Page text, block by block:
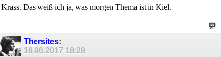
Krass. Das weiß ich ja, was morgen Thema ist in Kiel.
Thersites:
16.06.2017 18:28